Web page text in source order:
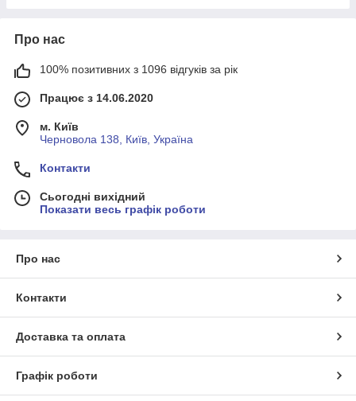
Про нас
100% позитивних з 1096 відгуків за рік
Працює з 14.06.2020
м. Київ
Черновола 138, Київ, Україна
Контакти
Сьогодні вихідний
Показати весь графік роботи
Про нас
Контакти
Доставка та оплата
Графік роботи